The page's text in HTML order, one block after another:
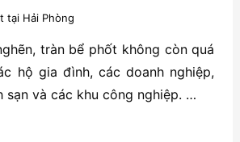
tại Hải Phòng
tràn bể phốt không còn quá
hộ gia đình, các doanh nghiệp,
sạn và các khu công nghiệp. …